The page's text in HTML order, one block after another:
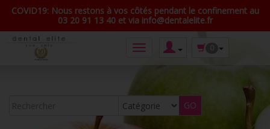
COVID19: Nous restons à vos côtés pendant le confinement au
03 20 91 13 40 et via info@dentalelite.fr